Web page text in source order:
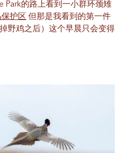
Park的路上看到一小群环颈雉
护区 但那是我看到的第一件
野鸡之后）这个早晨只会变得